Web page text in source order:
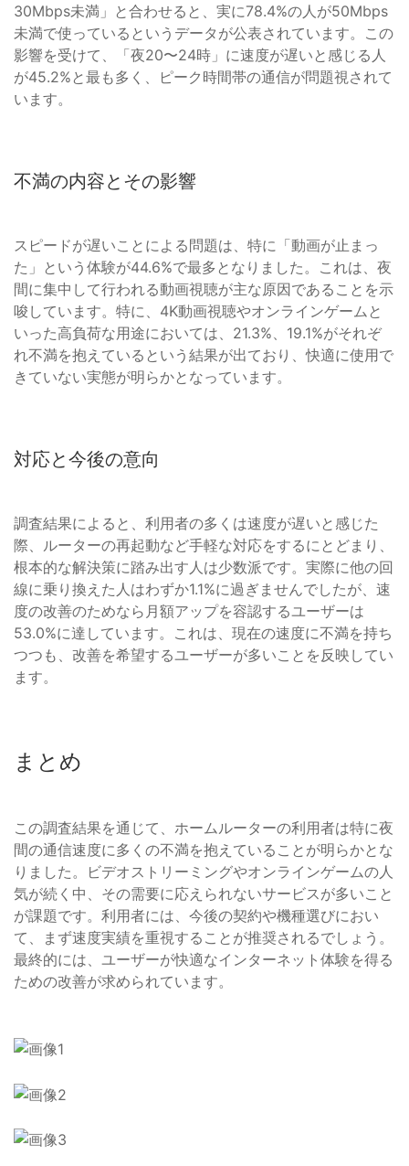
30Mbps未満」と合わせると、実に78.4%の人が50Mbps
未満で使っているというデータが公表されています。この
影響を受けて、「夜20〜24時」に速度が遅いと感じる人
が45.2%と最も多く、ピーク時間帯の通信が問題視されて
います。
不満の内容とその影響
スピードが遅いことによる問題は、特に「動画が止まっ
た」という体験が44.6%で最多となりました。これは、夜
間に集中して行われる動画視聴が主な原因であることを示
唆しています。特に、4K動画視聴やオンラインゲームと
いった高負荷な用途においては、21.3%、19.1%がそれぞ
れ不満を抱えているという結果が出ており、快適に使用で
きていない実態が明らかとなっています。
対応と今後の意向
調査結果によると、利用者の多くは速度が遅いと感じた
際、ルーターの再起動など手軽な対応をするにとどまり、
根本的な解決策に踏み出す人は少数派です。実際に他の回
線に乗り換えた人はわずか1.1%に過ぎませんでしたが、速
度の改善のためなら月額アップを容認するユーザーは
53.0%に達しています。これは、現在の速度に不満を持ち
つつも、改善を希望するユーザーが多いことを反映してい
ます。
まとめ
この調査結果を通じて、ホームルーターの利用者は特に夜
間の通信速度に多くの不満を抱えていることが明らかとな
りました。ビデオストリーミングやオンラインゲームの人
気が続く中、その需要に応えられないサービスが多いこと
が課題です。利用者には、今後の契約や機種選びにおい
て、まず速度実績を重視することが推奨されるでしょう。
最終的には、ユーザーが快適なインターネット体験を得る
ための改善が求められています。